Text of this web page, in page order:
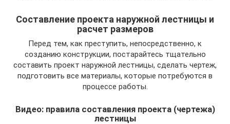
Составление проекта наружной лестницы и
расчет размеров
Перед тем, как преступить, непосредственно, к
созданию конструкции, постарайтесь тщательно
составить проект наружной лестницы, сделать чертеж,
подготовить все материалы, которые потребуются в
процессе работы.
Видео: правила составления проекта (чертежа)
лестницы